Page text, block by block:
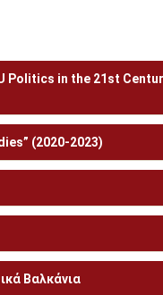
Politics in the 21st
(2020-2023)
Βαλκάνια